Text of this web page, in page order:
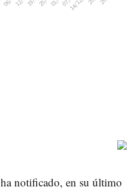
ha notificado, en su último